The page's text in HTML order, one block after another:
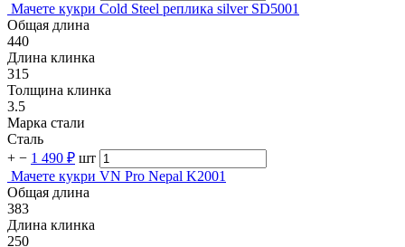
Мачете кукри Cold Steel реплика silver SD5001
Общая длина
440
Длина клинка
315
Толщина клинка
3.5
Марка стали
Сталь
+ − 1 490 ₽ шт
Мачете кукри VN Pro Nepal K2001
Общая длина
383
Длина клинка
250